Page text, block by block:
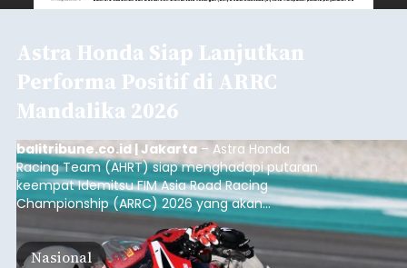
Astra Honda Siap Lanjutkan
Performa Positif di ARRC
Mandalika 2026
balitribune.co.id | Jakarta – Astra Honda
Racing Team (AHRT) siap menghadapi putaran
keempat Idemitsu FIM Asia Road Racing
Championship (ARRC) 2026 yang akan
berlangsung di Pertamina Mandalika
International Circuit, Lombok, Nusa Tenggara
Barat, pada 7–9 Agustus 2026.
Nasional